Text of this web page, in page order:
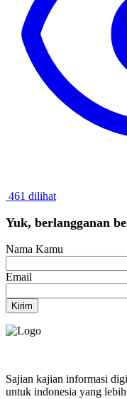
461 dilihat
Yuk, berlangganan
Nama Kamu
Email
Kirim
Sajian kajian informasi
untuk indonesia yang